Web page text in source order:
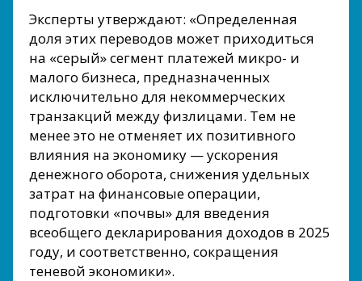
Эксперты утверждают: «Определенная
доля этих переводов может приходиться
на «серый» сегмент платежей микро- и
малого бизнеса, предназначенных
исключительно для некоммерческих
транзакций между физлицами. Тем не
менее это не отменяет их позитивного
влияния на экономику — ускорения
денежного оборота, снижения удельных
затрат на финансовые операции,
подготовки «почвы» для введения
всеобщего декларирования доходов в 2025
году, и соответственно, сокращения
теневой экономики».